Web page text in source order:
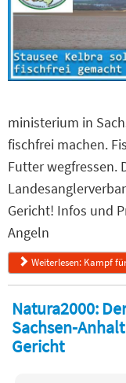
ministerium in
fischfrei machen.
Futter wegfressen.
Gericht! Infos und
Angeln
Weiterlesen: Kampf
Natura2000:
Sachsen-
Gericht